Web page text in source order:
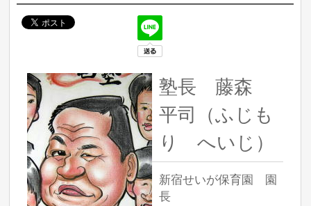
塾長 藤森
平司（ふじも
り へいじ）
新宿せいが保育園 園
長